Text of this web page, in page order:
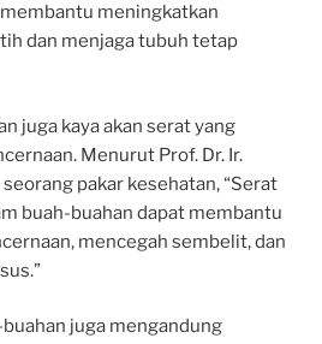
meningkatkan
dan menjaga tubuh tetap
juga kaya akan serat yang
Menurut Prof. Dr. Ir.
pakar kesehatan, “Serat
buah-buahan dapat membantu
mencegah sembelit, dan
juga mengandung